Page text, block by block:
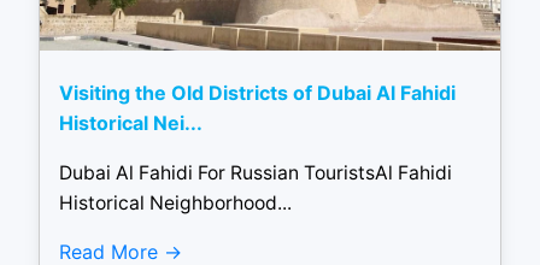
Visiting the Old Districts of Dubai Al Fahidi
Historical Nei...
Dubai Al Fahidi For Russian TouristsAl Fahidi
Historical Neighborhood...
Read More